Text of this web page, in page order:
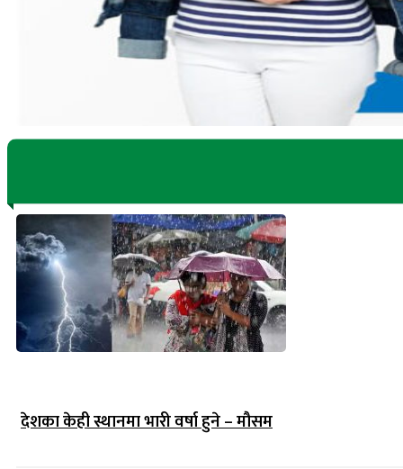
देशका केही स्थानमा भारी वर्षा हुने – मौसम